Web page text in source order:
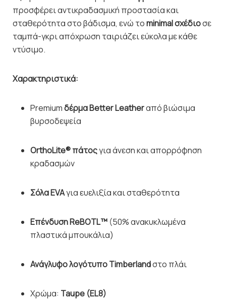
προσφέρει αντικραδασμική προστασία και
σταθερότητα στο βάδισμα, ενώ τοminimal σχέδιοσε
ταμπά-γκρι απόχρωση ταιριάζει εύκολα με κάθε
ντύσιμο.
Χαρακτηριστικά:
Premiumδέρμα Better Leatherαπό βιώσιμα
βυρσοδεψεία
OrthoLite® πάτοςγια άνεση και απορρόφηση
κραδασμών
Σόλα EVAγια ευελιξία και σταθερότητα
Επένδυση ReBOTL™ (50% ανακυκλωμένα
πλαστικά μπουκάλια)
Ανάγλυφο λογότυπο Timberlandστο πλάι
Χρώμα: Taupe (EL8)